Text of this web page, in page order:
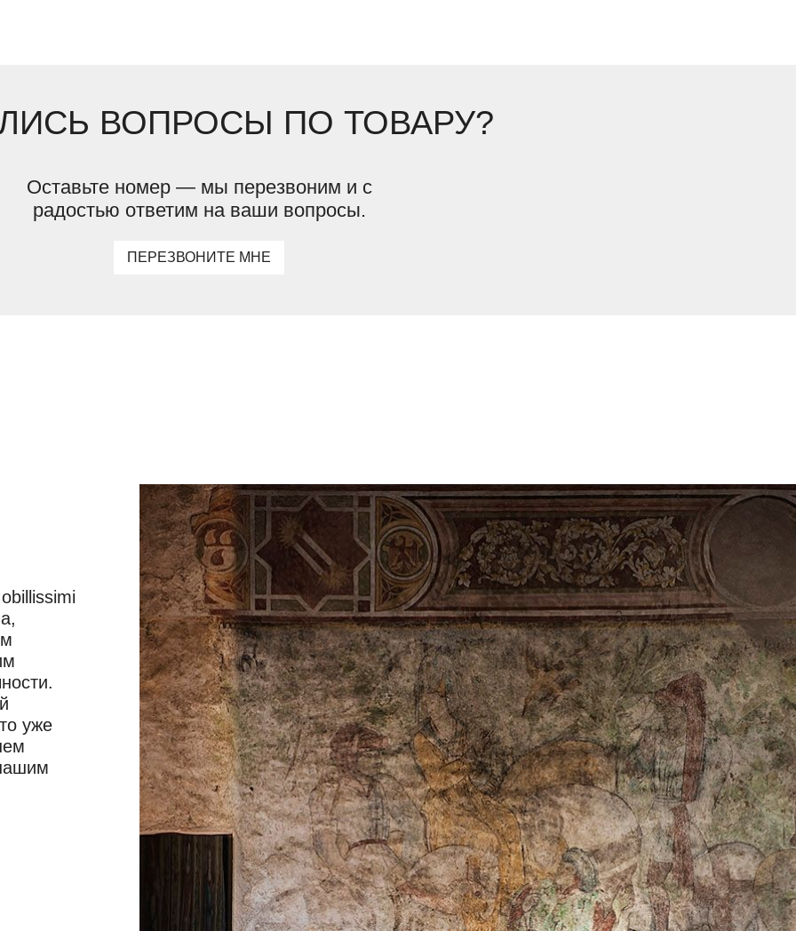
ВОПРОСЫ ПО ТОВАРУ?
Оставьте номер — мы перезвоним и с
радостью ответим на ваши вопросы.
ПЕРЕЗВОНИТЕ МНЕ
уже